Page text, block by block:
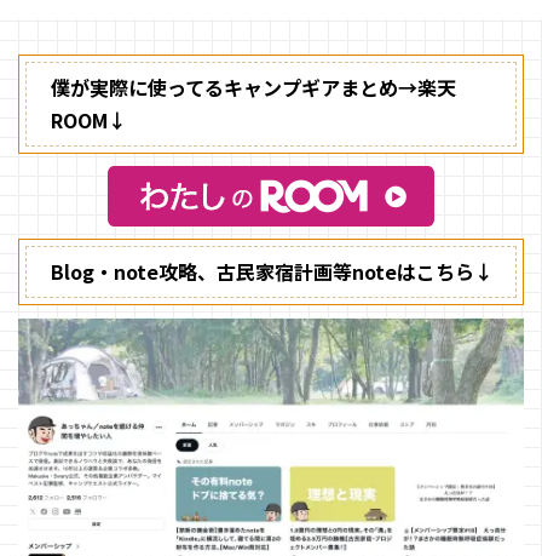
僕が実際に使ってるキャンプギアまとめ→楽天
ROOM↓
Blog・note攻略、古民家宿計画等noteはこちら↓